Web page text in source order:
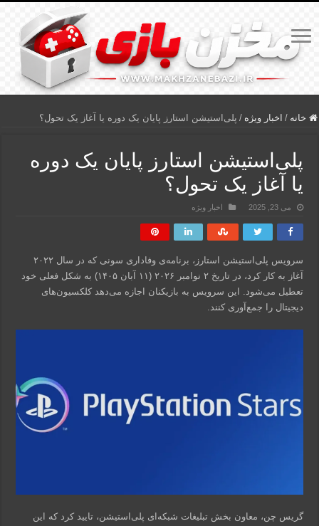
خانه / اخبار ویژه / پلی‌استیشن استارز پایان یک دوره یا آغاز یک تحول؟
پلی‌استیشن استارز پایان یک دوره
یا آغاز یک تحول؟
می 23, 2025 اخبار ویژه
سرویس پلی‌استیشن استارز، برنامه‌ی وفاداری سونی که در سال ۲۰۲۲
آغاز به کار کرد، در تاریخ ۲ نوامبر ۲۰۲۶ (۱۱ آبان ۱۴۰۵) به شکل فعلی خود
تعطیل می‌شود. این سرویس به بازیکنان اجازه می‌دهد کلکسیون‌های
دیجیتال را جمع‌آوری کنند.
گریس چن، معاون بخش تبلیغات شبکه‌ای پلی‌استیشن، تایید کرد که این